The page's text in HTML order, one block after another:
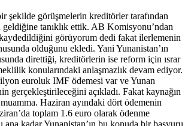
şekilde görüşmelerin kreditörler tarafından
geldiğine tanıklık ettik. AB Komisyonu’ndan
görüyorum dedi fakat ilerlemenin
olduğunu ekledi. Yani Yunanistan’ın
direttiği, kreditörlerin ise reform için ısrar
konularındaki anlaşmazlık devam ediyor.
euroluk IMF ödemesi var ve Yunan
gerçekleştirileceğini açıkladı. Fakat kaynağın
Haziran ayındaki dört ödemenin
toplam 1.6 euro olarak ödenme
ana kadar Yunanistan’ın bu konuda bir başvuru